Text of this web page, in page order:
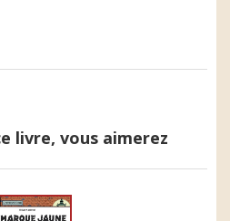
livre, vous aimerez